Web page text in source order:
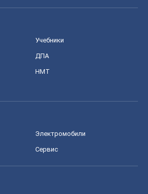
Учебники
ДПА
НМТ
Электромобили
Сервис